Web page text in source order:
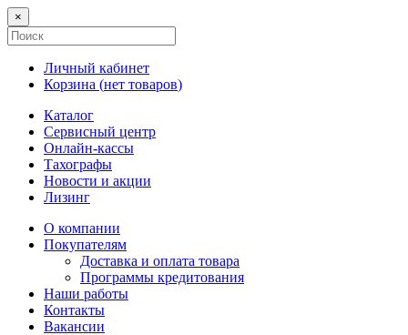
×
Личный кабинет
Корзина (нет товаров)
Каталог
Сервисный центр
Онлайн-кассы
Тахографы
Новости и акции
Лизинг
О компании
Покупателям
Доставка и оплата товара
Программы кредитования
Наши работы
Контакты
Вакансии